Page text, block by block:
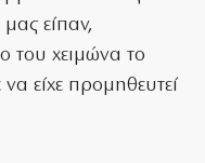
είπαν,
του χειμώνα το
είχε προμηθευτεί